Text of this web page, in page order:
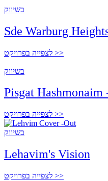
בשיווק
Sde Warburg
לצפייה בפרויקט >>
בשיווק
Pisgat Hashmonaim
לצפייה בפרויקט >>
בשיווק
Lehavim's Vision
לצפייה בפרויקט >>